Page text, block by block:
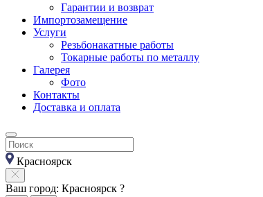
Гарантии и возврат
Импортозамещение
Услуги
Резьбонакатные работы
Токарные работы по металлу
Галерея
Фото
Контакты
Доставка и оплата
Красноярск
Ваш город: Красноярск ?